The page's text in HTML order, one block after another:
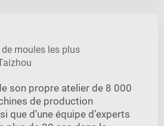
moules les plus
son propre atelier de 8 000
de production
que d’une équipe d’experts